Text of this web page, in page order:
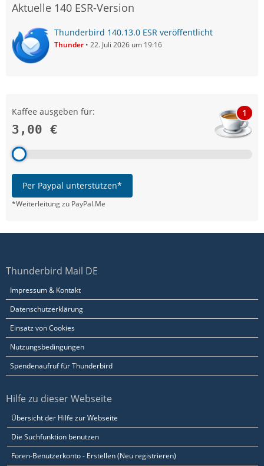
Aktuelle 140 ESR-Version
Thunderbird 140.13.0 ESR veröffentlicht
Thunder 22. Juli 2026 um 19:16
Kaffee ausgeben für:
3,00 €
1
Per Paypal unterstützen*
*Weiterleitung zu PayPal.Me
Thunderbird Mail DE
Impressum & Kontakt
Datenschutzerklärung
Einsatz von Cookies
Nutzungsbedingungen
Spendenaufruf für Thunderbird
Hilfe zu dieser Webseite
Übersicht der Hilfe zur Webseite
Die Suchfunktion benutzen
Foren-Benutzerkonto - Erstellen (Neu registrieren)